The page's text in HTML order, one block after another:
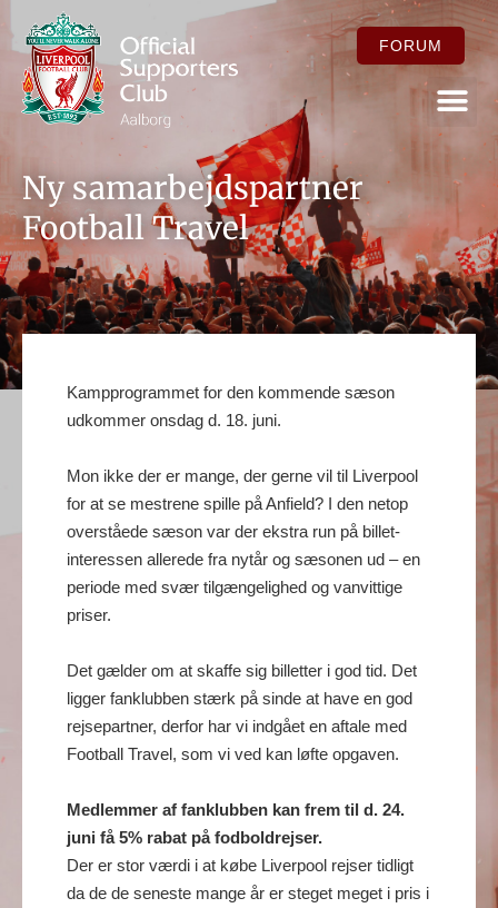
FORUM
Ny samarbejdspartner
Football Travel
Kampprogrammet for den kommende sæson
udkommer onsdag d. 18. juni.
Mon ikke der er mange, der gerne vil til Liverpool
for at se mestrene spille på Anfield? I den netop
overståede sæson var der ekstra run på billet-
interessen allerede fra nytår og sæsonen ud – en
periode med svær tilgængelighed og vanvittige
priser.
Det gælder om at skaffe sig billetter i god tid. Det
ligger fanklubben stærk på sinde at have en god
rejsepartner, derfor har vi indgået en aftale med
Football Travel, som vi ved kan løfte opgaven.
Medlemmer af fanklubben kan frem til d. 24.
juni få 5% rabat på fodboldrejser.
Der er stor værdi i at købe Liverpool rejser tidligt
da de de seneste mange år er steget meget i pris i